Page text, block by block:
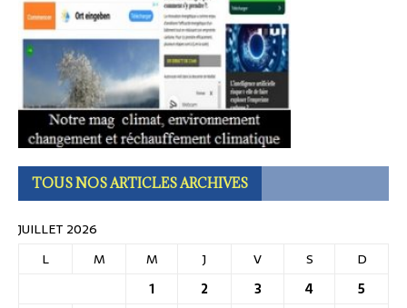
TOUS NOS ARTICLES ARCHIVES
JUILLET 2026
L
M M J V S
D
1
2 3 4
5